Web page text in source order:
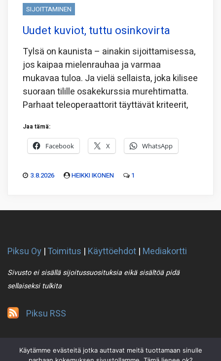
SIJOITTAMINEN
Uudet kuviot, tuttu osinkovirta
Tylsä on kaunista – ainakin sijoittamisessa,
jos kaipaa mielenrauhaa ja varmaa
mukavaa tuloa. Ja vielä sellaista, joka kilisee
suoraan tilille osakekurssia murehtimatta.
Parhaat teleoperaattorit täyttävät kriteerit,
Jaa tämä:
Facebook X WhatsApp
3.8.2026 HEIKKI IKONEN 1
Piksu Oy |Toimitus | Käyttöehdot | Mediakortti
Sivusto ei sisällä sijoitussuosituksia eikä sisältöä pidä
sellaiseksi tulkita
Piksu RSS
Käytämme evästeitä jotka auttavat meitä tuottamaan sinulle